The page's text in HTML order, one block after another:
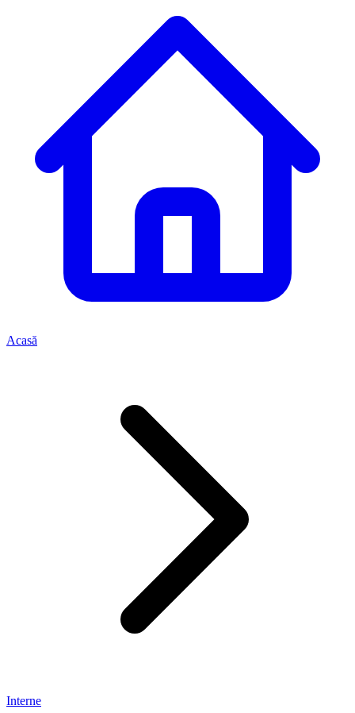
Acasă
Interne